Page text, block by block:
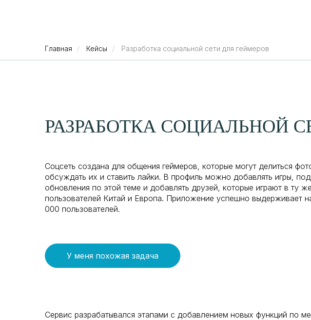
Главная / Кейсы / Разработка социальной сети для геймеров
РАЗРАБОТКА СОЦИАЛЬНОЙ
Соцсеть создана для общения геймеров, которые могут делиться
обсуждать их и ставить лайки. В профиль можно добавлять игры,
обновления по этой теме и добавлять друзей, которые играют в ту
пользователей Китай и Европа. Приложение успешно выдерживает
000 пользователей.
У меня похожая задача
Сервис разрабатывался этапами с добавлением новых функций по